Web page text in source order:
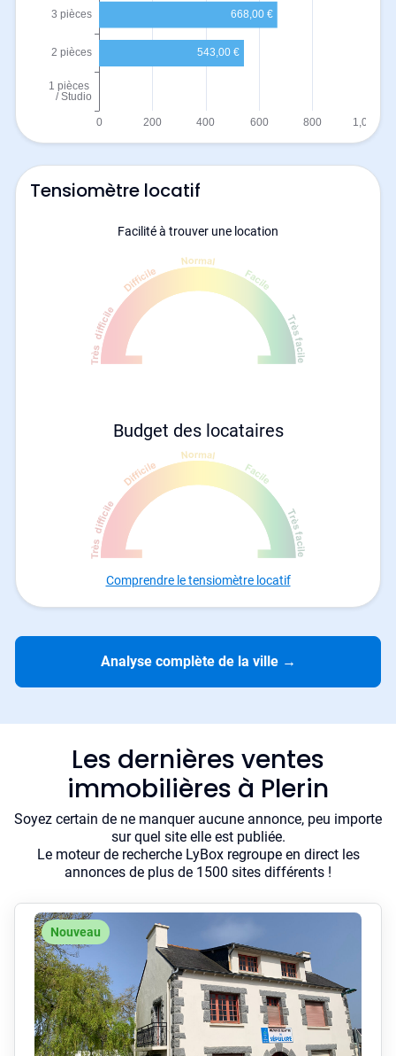
Tensiomètre locatif
Facilité à trouver une location
Budget des locataires
Comprendre le tensiomètre locatif
Analyse complète de la ville →
Les dernières ventes
immobilières à Plerin
Soyez certain de ne manquer aucune annonce, peu importe
sur quel site elle est publiée.
Le moteur de recherche LyBox regroupe en direct les
annonces de plus de 1500 sites différents !
Nouveau